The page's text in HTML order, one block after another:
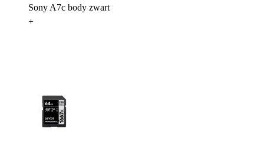
Sony A7c body zwart
+